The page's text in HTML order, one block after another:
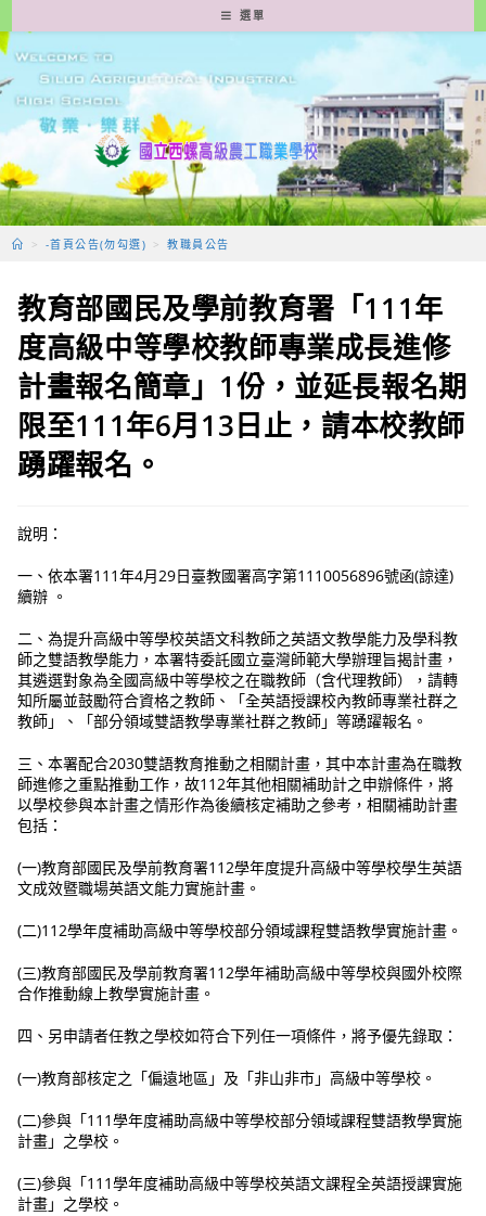
轉
至
要
容
選單
> -首頁公告(勿勾選) > 教職員公告
教育部國民及學前教育署「111年
度高級中等學校教師專業成長進修
計畫報名簡章」1份，並延長報名期
限至111年6月13日止，請本校教師
踴躍報名。
說明：
一、依本署111年4月29日臺教國署高字第1110056896號函(諒達)
續辦 。
二、為提升高級中等學校英語文科教師之英語文教學能力及學科教
師之雙語教學能力，本署特委託國立臺灣師範大學辦理旨揭計畫，
其遴選對象為全國高級中等學校之在職教師（含代理教師），請轉
知所屬並鼓勵符合資格之教師、「全英語授課校內教師專業社群之
教師」、「部分領域雙語教學專業社群之教師」等踴躍報名。
三、本署配合2030雙語教育推動之相關計畫，其中本計畫為在職教
師進修之重點推動工作，故112年其他相關補助計之申辦條件，將
以學校參與本計畫之情形作為後續核定補助之參考，相關補助計畫
包括：
(一)教育部國民及學前教育署112學年度提升高級中等學校學生英語
文成效暨職場英語文能力實施計畫。
(二)112學年度補助高級中等學校部分領域課程雙語教學實施計畫。
(三)教育部國民及學前教育署112學年補助高級中等學校與國外校際
合作推動線上教學實施計畫。
四、另申請者任教之學校如符合下列任一項條件，將予優先錄取：
(一)教育部核定之「偏遠地區」及「非山非市」高級中等學校。
(二)參與「111學年度補助高級中等學校部分領域課程雙語教學實施
計畫」之學校。
(三)參與「111學年度補助高級中等學校英語文課程全英語授課實施
計畫」之學校。